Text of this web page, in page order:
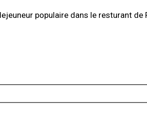
populaire dans le resturant de